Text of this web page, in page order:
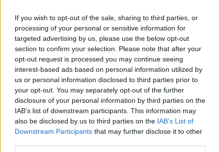
If you wish to opt-out of the sale, sharing to third parties, or
processing of your personal or sensitive information for
targeted advertising by us, please use the below opt-out
section to confirm your selection. Please note that after your
opt-out request is processed you may continue seeing
interest-based ads based on personal information utilized by
us or personal information disclosed to third parties prior to
your opt-out. You may separately opt-out of the further
disclosure of your personal information by third parties on the
IAB’s list of downstream participants. This information may
also be disclosed by us to third parties on the IAB’s List of
Downstream Participants that may further disclose it to other
hogy a regénye jelentős részét a Wikipediáról
másolta. A Possibility of Plagiarism”( A
plágium valószínűsége) című írás bemutat
legalább három olyan részt, amit az író a
francia nyelvű online enciklopédiáról másolt.
Ezenkívül azzal is megvádolták, hogy a
regényében szereplő egyik rendőrtiszt
alakját a Francia Belügyminisztérium
honlapjáról másolta, a regénybeli hotel
leírását pedig egy nyugat-francia hotel
honlapjáról kölcsönözte.